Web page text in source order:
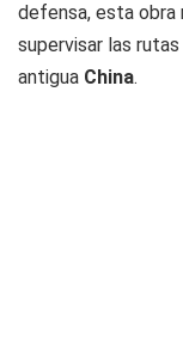
defensa, esta obra
supervisar las
antigua China.